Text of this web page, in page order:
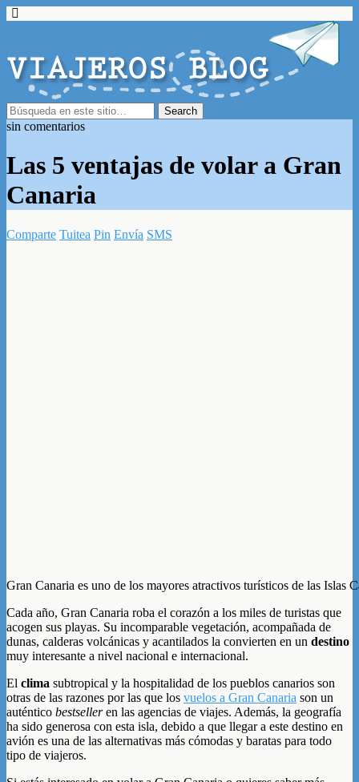
sin comentarios
Las 5 ventajas de volar a Gran
Canaria
Comparte Tuitea Pin Envía SMS
Gran Canaria es uno de los mayores atractivos turísticos de las Islas
Cada año, Gran Canaria roba el corazón a los miles de turistas que
acogen sus playas. Su incomparable vegetación, acompañada de
dunas, calderas volcánicas y acantilados la convierten en un destino
muy interesante a nivel nacional e internacional.
El clima subtropical y la hospitalidad de los pueblos canarios son
otras de las razones por las que los vuelos a Gran Canaria son un
auténtico bestselleren las agencias de viajes. Además, la geografía
ha sido generosa con esta isla, debido a que llegar a este destino en
avión es una de las alternativas más cómodas y baratas para todo
tipo de viajeros.